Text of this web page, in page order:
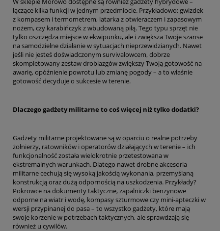
łączące kilka funkcji w jednym przedmiocie. Przykładowo: gwizdek
z kompasem i termometrem, latarka z otwieraczem i zapasowym
nożem, czy karabińczyk z wbudowaną piłą. Tego typu sprzęt nie
tylko oszczędza miejsce w ekwipunku, ale i zwiększa Twoje szanse
na samodzielne działanie w sytuacjach nieprzewidzianych. Nawet
jeśli nie jesteś doświadczonym survivalowcem, dobrze
skompletowany zestaw drobiazgów zwiększy Twoją gotowość na
awarię, opóźnienie powrotu lub zmianę pogody – a to właśnie
gotowość decyduje o sukcesie w terenie.
Dlaczego gadżety militarne to coś więcej niż tylko dodatki?
Gadżety militarne projektowane są w oparciu o realne potrzeby
żołnierzy, ratowników i operatorów działających w terenie – ich
funkcjonalność została wielokrotnie przetestowana w
ekstremalnych warunkach. Dlatego nawet drobne akcesoria
militarne cechują się wysoką jakością wykonania, przemyślaną
konstrukcją oraz dużą odpornością na uszkodzenia. Przykłady?
Pokrowce na dokumenty taktyczne, zapalniczki benzynowe
odporne na wiatr i wodę, kompasy szturmowe czy mini‑apteczki w
wersji przypinanej do pasa – to wszystko gadżety, które mają
swoje korzenie w potrzebach taktycznych, ale sprawdzają się
również u cywilów.